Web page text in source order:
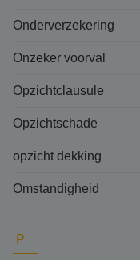
Onderverzekering
Onzeker voorval
Opzichtclausule
Opzichtschade
opzicht dekking
Omstandigheid
P